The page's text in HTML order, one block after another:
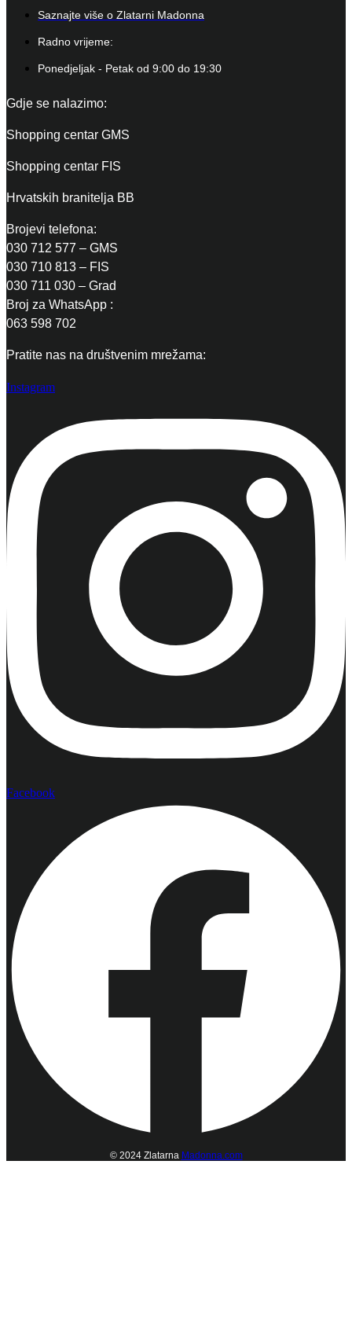
Saznajte više o Zlatarni Madonna
Radno vrijeme:
Ponedjeljak - Petak od 9:00 do 19:30
Gdje se nalazimo:
Shopping centar GMS
Shopping centar FIS
Hrvatskih branitelja BB
Brojevi telefona:
030 712 577 – GMS
030 710 813 – FIS
030 711 030 – Grad
Broj za WhatsApp :
063 598 702
Pratite nas na društvenim mrežama:
Instagram
Facebook
© 2024 Zlatarna Madonna.com